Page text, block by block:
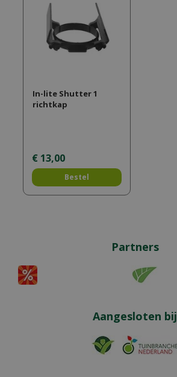
In-lite Shutter 1
richtkap
€ 13,00
Bestel
Partners
Aangesloten bij